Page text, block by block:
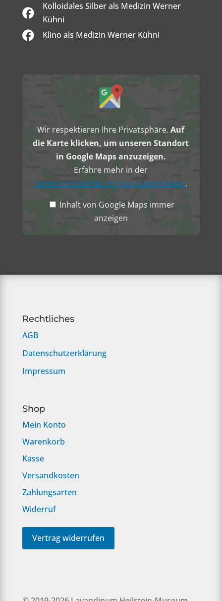

Kolloidales Silber als Medizin Werner
Kühni
 Klino als Medizin Werner Kühni
Inhalt
Wir respektieren Ihre Privatsphäre.Auf
die Karte klicken, um unseren Standort
in Google Maps anzuzeigen.
Erfahre mehr in der
Datenschutzerklärung von Google Maps.
Inhalt von Google Maps immer
anzeigen
Rechtliches
AGB
Datenschutzerklärung
Impressum
Shop
Mein Konto
Warenkorb
Kasse
Versandkosten
Zahlungsarten
Widerruf
Vertrag widerrufen